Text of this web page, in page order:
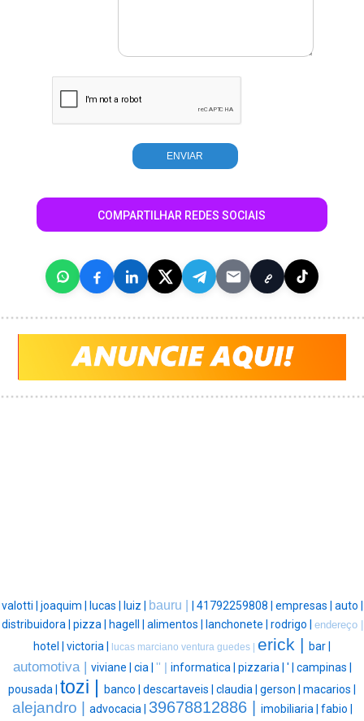
COMPARTILHAR REDES SOCIAIS
valotti | joaquim | lucas | luiz | bauru | 41792259808 | empresas | auto |
distribuidora | pizza | hagell | alimentos | lanchonete | rodrigo | endereço |
hotel | victoria | lucas marciano ventura guedes | erick | bar |
automotiva | viviane | cia | '' | informatica | pizzaria | ' | campinas |
pousada | tozi | banco | descartaveis | claudia | gerson | macarios |
alejandro | advocacia | 39678812886 | imobiliaria | fabio |